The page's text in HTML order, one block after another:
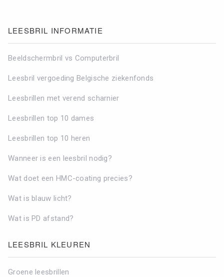
LEESBRIL INFORMATIE
Beeldschermbril vs Computerbril
Leesbril vergoeding Belgische ziekenfonds
Leesbrillen met verend scharnier
Leesbrillen top 10 dames
Leesbrillen top 10 heren
Wanneer is een leesbril nodig?
Wat doet een HMC-coating precies?
Wat is blauw licht?
Wat is PD afstand?
LEESBRIL KLEUREN
Groene leesbrillen